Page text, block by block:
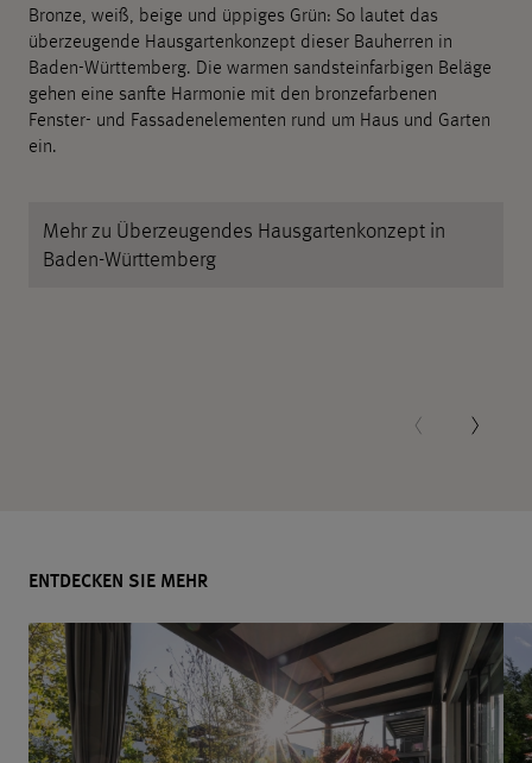
Bronze, weiß, beige und üppiges Grün: So lautet das
überzeugende Hausgartenkonzept dieser Bauherren in
Baden-Württemberg. Die warmen sandsteinfarbigen Beläge
gehen eine sanfte Harmonie mit den bronzefarbenen
Fenster- und Fassadenelementen rund um Haus und Garten
ein.
Mehr zu Überzeugendes Hausgartenkonzept in
Baden-Württemberg
ENTDECKEN SIE MEHR